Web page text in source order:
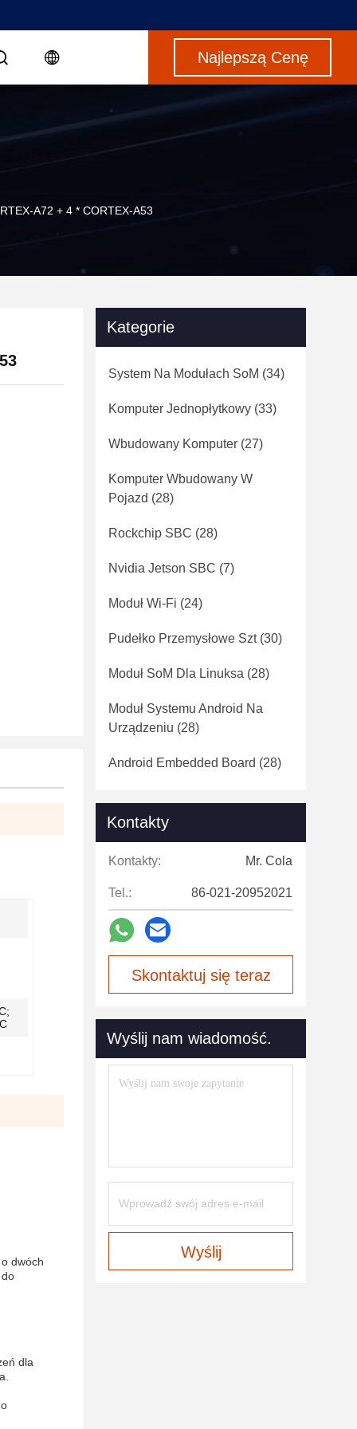
Najlepszą Cenę
A72 + 4 * CORTEX-A53
dwóch
dla
Kategorie
System Na Modułach SoM (34)
Komputer Jednopłytkowy (33)
Wbudowany Komputer (27)
Komputer Wbudowany W
Pojazd (28)
Rockchip SBC (28)
Nvidia Jetson SBC (7)
Moduł Wi-Fi (24)
Pudełko Przemysłowe Szt(30)
Moduł SoM Dla Linuksa (28)
Moduł Systemu Android Na
Urządzeniu (28)
Android Embedded Board (28)
Kontakty
Kontakty: Mr. Cola
Tel.: 86-021-20952021
Skontaktuj się teraz
Wyślij nam wiadomość.
Wyślij